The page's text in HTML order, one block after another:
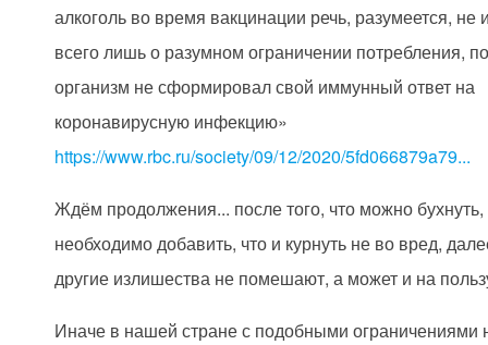
алкоголь во время вакцинации речь, разумеется, не
всего лишь о разумном ограничении потребления,
организм не сформировал свой иммунный ответ на
коронавирусную инфекцию»
https://www.rbc.ru/society/09/12/2020/5fd066879a79...
Ждём продолжения... после того, что можно бухнуть,
необходимо добавить, что и курнуть не во вред,
другие излишества не помешают, а может и на
Иначе в нашей стране с подобными ограничениями